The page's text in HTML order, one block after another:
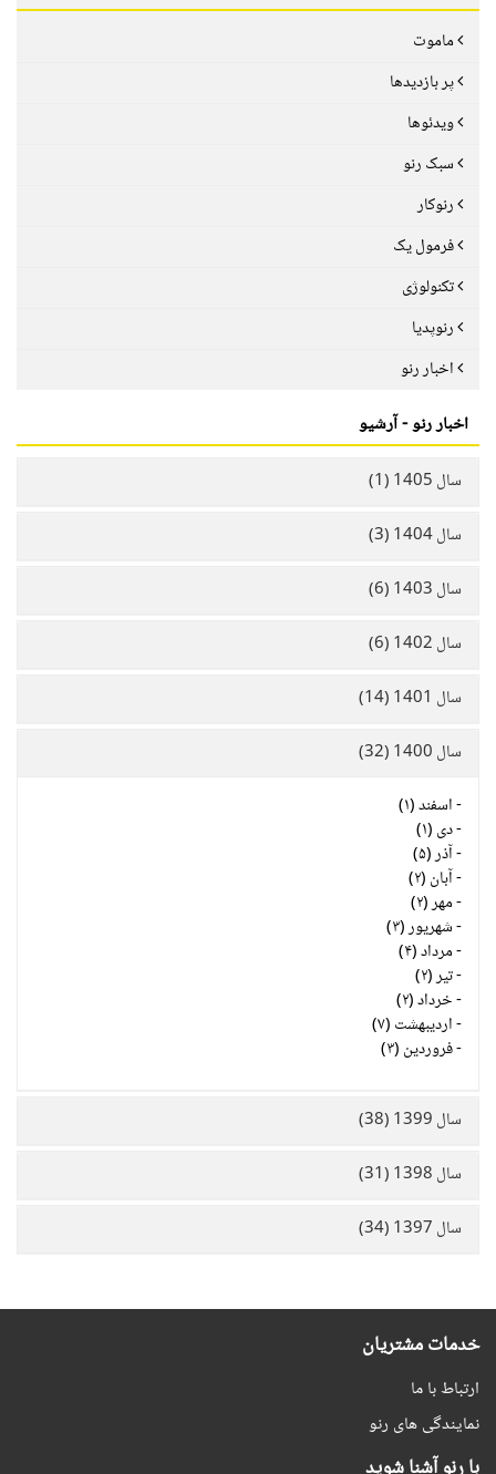
ماموت
پر بازدیدها
ویدئوها
سبک رنو
رنوکار
فرمول یک
تکنولوژی
رنوپدیا
اخبار رنو
اخبار رنو - آرشیو
سال 1405 (1)
سال 1404 (3)
سال 1403 (6)
سال 1402 (6)
سال 1401 (14)
سال 1400 (32)
-اسفند (۱)
-دی (۱)
-آذر (۵)
-آبان (۲)
-مهر (۲)
-شهریور (۳)
-مرداد (۴)
-تیر (۲)
-خرداد (۲)
-اردیبهشت (۷)
-فروردین (۳)
سال 1399 (38)
سال 1398 (31)
سال 1397 (34)
خدمات مشتریان
ارتباط با ما
نمایندگی های رنو